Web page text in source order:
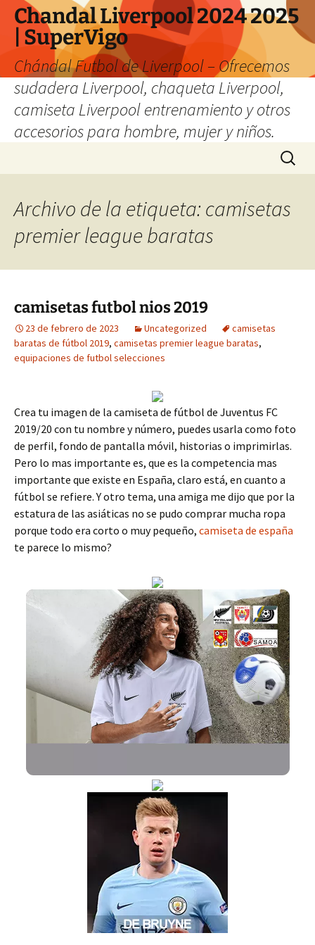
Chandal Liverpool 2024 2025
| SuperVigo
Chándal Futbol de Liverpool – Ofrecemos
sudadera Liverpool, chaqueta Liverpool,
camiseta Liverpool entrenamiento y otros
accesorios para hombre, mujer y niños.
Buscar:
Archivo de la etiqueta: camisetas
premier league baratas
camisetas futbol nios 2019
23 de febrero de 2023 Uncategorized
camisetas
baratas de fútbol 2019, camisetas premier league baratas,
equipaciones de futbol selecciones
Crea tu imagen de la camiseta de fútbol de Juventus FC
2019/20 con tu nombre y número, puedes usarla como foto
de perfil, fondo de pantalla móvil, historias o imprimirlas.
Pero lo mas importante es, que es la competencia mas
importante que existe en España, claro está, en cuanto a
fútbol se refiere. Y otro tema, una amiga me dijo que por la
estatura de las asiáticas no se pudo comprar mucha ropa
porque todo era corto o muy pequeño, camiseta de españa
te parece lo mismo?